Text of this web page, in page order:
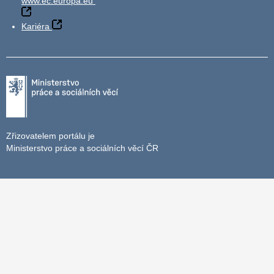
Kariéra
Zřizovatelem portálu je
Ministerstvo práce a sociálních věcí ČR